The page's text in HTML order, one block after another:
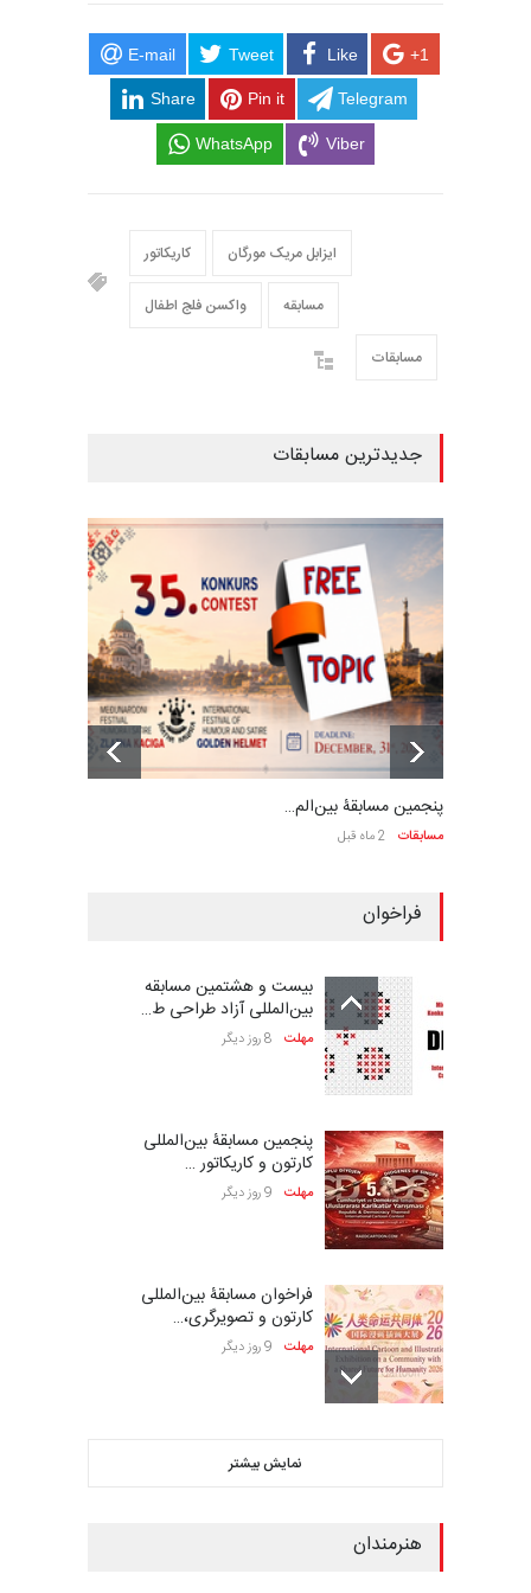
E-mail Tweet Like +1
Share Pin it Telegram
WhatsApp Viber
کاریکاتور ایزابل مریک مورگان
واکسن فلج اطفال مسابقه
مسابقات
جدیدترین مسابقات
پنجمین مسابقۀ بین‌الم…
مسابقات 2 ماه قبل
فراخوان
بیست و هشتمین مسابقه
بین‌المللی آزاد طراحی ط…
مهلت 8 روز دیگر
پنجمین مسابقۀ بین‌المللی
کارتون و کاریکاتور …
مهلت 9 روز دیگر
فراخوان مسابقۀ بین‌المللی
کارتون و تصویرگری،…
مهلت 9 روز دیگر
کاریکاتور CIK Damad…
نمایش بیشتر
هنرمندان